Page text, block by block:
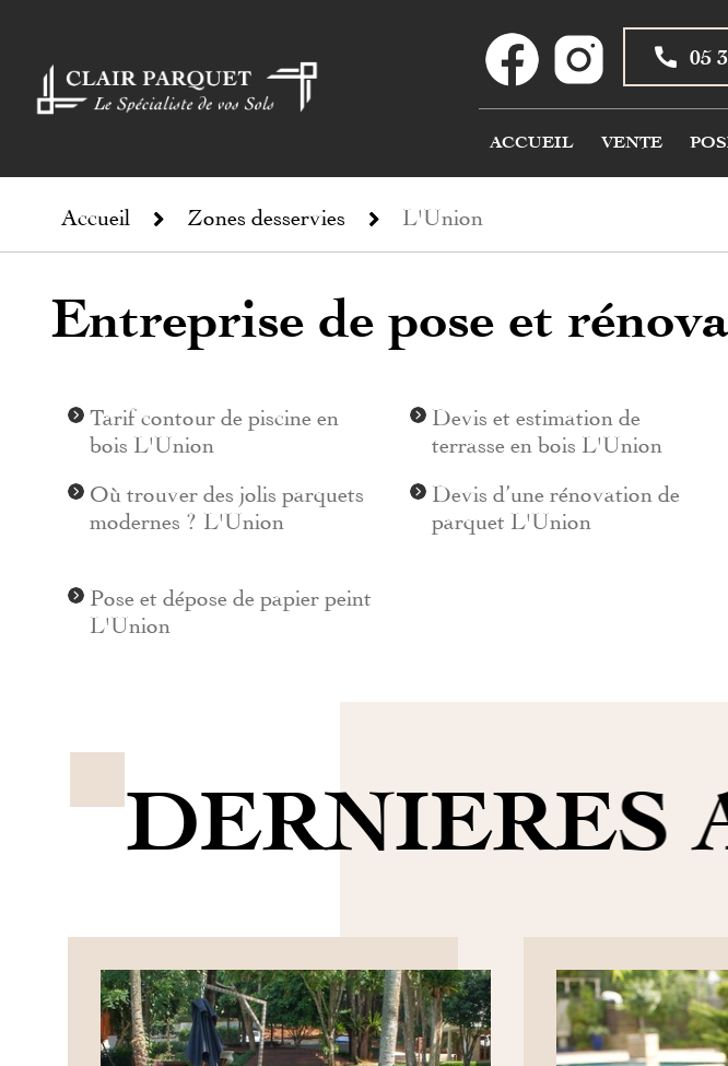
05
ACCUEIL VENTE
Accueil Zones desservies L'Union
Entreprise de pose et
Tarif contour de piscine en
bois L'Union
Devis et estimation de
terrasse en bois L'Union
Où trouver des jolis parquets
modernes ? L'Union
Devis d’une rénovation de
parquet L'Union
Pose et dépose de papier peint
L'Union
DERNIERES